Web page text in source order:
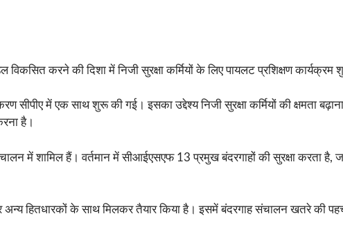
करने की दिशा में निजी सुरक्षा कर्मियों के लिए पायलट प्रशिक्षण कार्यक्रम
में एक साथ शुरू की गई। इसका उद्देश्य निजी सुरक्षा कर्मियों की क्षमता
है।
में शामिल हैं। वर्तमान में सीआईएसएफ 13 प्रमुख बंदरगाहों की सुरक्षा करता है,
अन्य हितधारकों के साथ मिलकर तैयार किया है। इसमें बंदरगाह संचालन खतरे की